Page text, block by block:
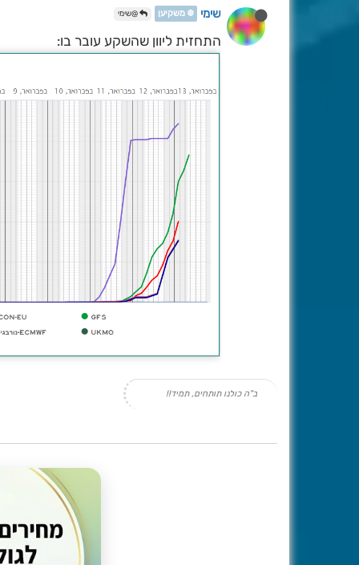
שימי ❄️ משקיען @שימי
התחזית ליוון שהשקע עובר בו:
ב"ה כולנו תותחים, תמיד!!